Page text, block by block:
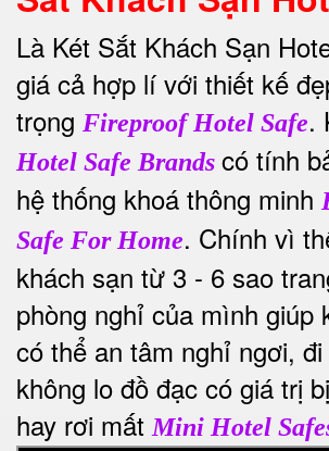
Là Két Sắt Khách Sạn
giá cả hợp lí với thiết kế
trọng Fireproof Hotel Safe.
Hotel Safe Brands có tính
hệ thống khoá thông minh
Safe For Home. Chính vì
khách sạn từ 3 - 6 sao
phòng nghỉ của mình giúp
có thể an tâm nghỉ ngơi,
không lo đồ đạc có giá trị
hay rơi mất Mini Hotel